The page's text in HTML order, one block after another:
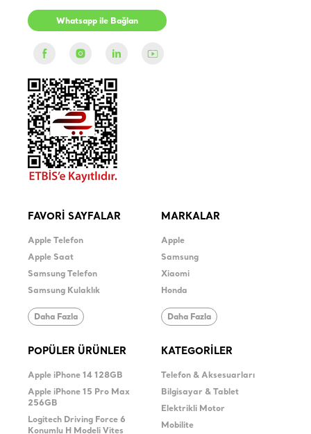
Whatsapp ile Bağlan
FAVORİ SAYFALAR
Apple Telefon
Apple Saat
Samsung Telefon
Samsung Kulaklık
Daha Fazla
MARKALAR
Apple
Samsung
Xiaomi
Honda
Daha Fazla
POPÜLER ÜRÜNLER
Apple iPhone 14 128GB
Apple iPhone 15 Pro Max
256GB
Logitech Driving Force 6
Konumlu H Modeli Vites
KATEGORİLER
Telefon & Aksesuarları
Bilgisayar & Tablet
Elektrikli Motor
Mobilite